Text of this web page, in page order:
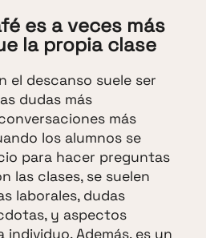
es a veces más
la propia clase
el descanso suele ser
dudas más
más
los alumnos se
para hacer preguntas
las clases, se suelen
laborales, dudas
y aspectos
individuo. Además, es un